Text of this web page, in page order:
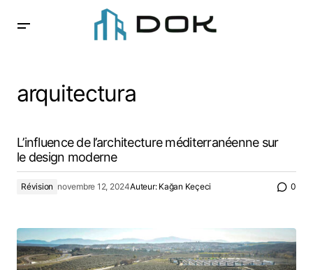
arquitectura
L’influence de l’architecture méditerranéenne sur
le design moderne
Révision novembre 12, 2024Auteur: Kağan Keçeci 0